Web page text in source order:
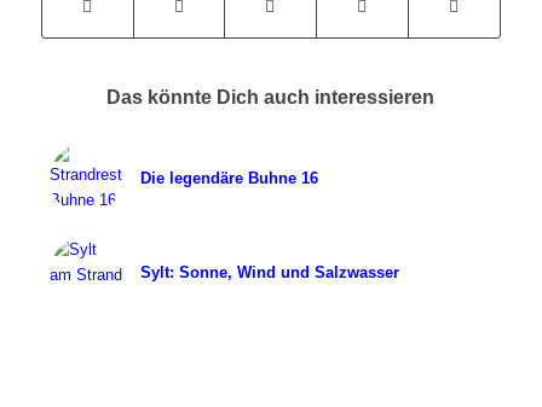
Das könnte Dich auch interessieren
Die legendäre Buhne 16
Sylt: Sonne, Wind und Salzwasser